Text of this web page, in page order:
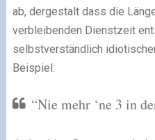
ab, dergestalt dass die
verbleibenden Dienstzeit
selbstverständlich
Beispiel:
“Nie mehr ‘ne 3 in